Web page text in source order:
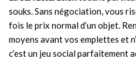
souks. Sans négociation, vous
fois le prix normal d’un objet.
moyens avant vos emplettes et
c’est un jeu social parfaitement